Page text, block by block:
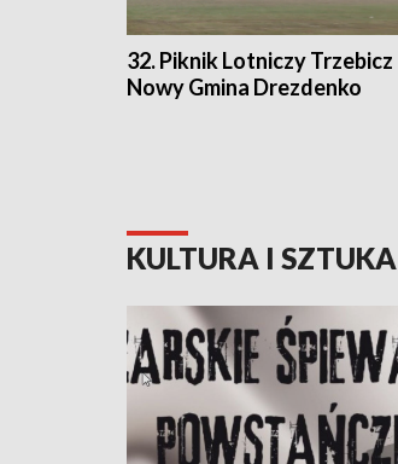
32. Piknik Lotniczy Trzebicz
Nowy Gmina Drezdenko
KULTURA I SZTUKA